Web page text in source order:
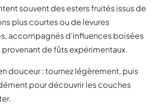
souvent des esters fruités issus de
plus courtes ou de levures
accompagnés d'influences boisées
de fûts expérimentaux.
douceur : tournez légèrement, puis
pour découvrir les couches